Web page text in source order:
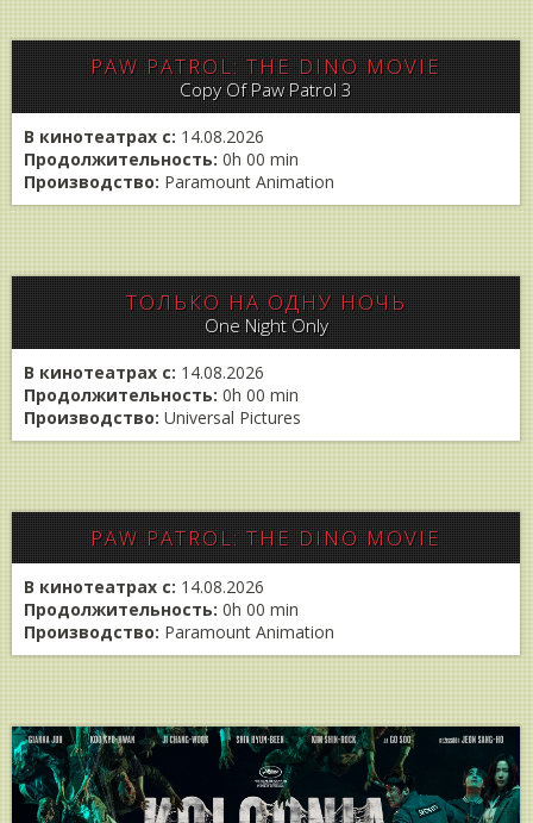
PAW PATROL: THE DINO MOVIE
Copy Of Paw Patrol 3
В кинотеатрах с: 14.08.2026
Продолжительность: 0h 00 min
Производство: Paramount Animation
ТОЛЬКО НА ОДНУ НОЧЬ
One Night Only
В кинотеатрах с: 14.08.2026
Продолжительность: 0h 00 min
Производство: Universal Pictures
PAW PATROL: THE DINO MOVIE
В кинотеатрах с: 14.08.2026
Продолжительность: 0h 00 min
Производство: Paramount Animation